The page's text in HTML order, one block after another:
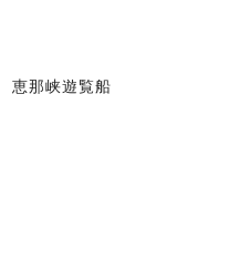
恵那峡遊覧船